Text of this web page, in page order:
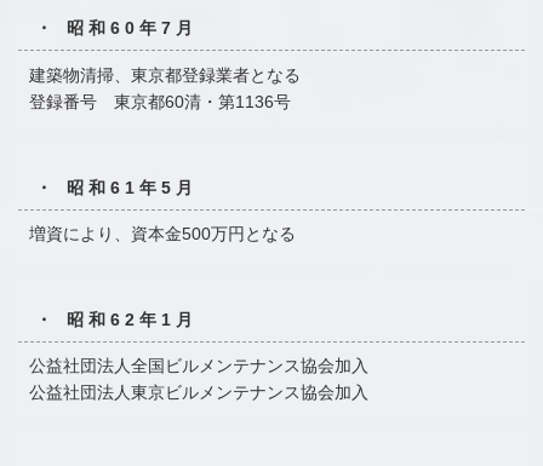
・ 昭和60年7月
建築物清掃、東京都登録業者となる
登録番号 東京都60清・第1136号
・ 昭和61年5月
増資により、資本金500万円となる
・ 昭和62年1月
公益社団法人全国ビルメンテナンス協会加入
公益社団法人東京ビルメンテナンス協会加入